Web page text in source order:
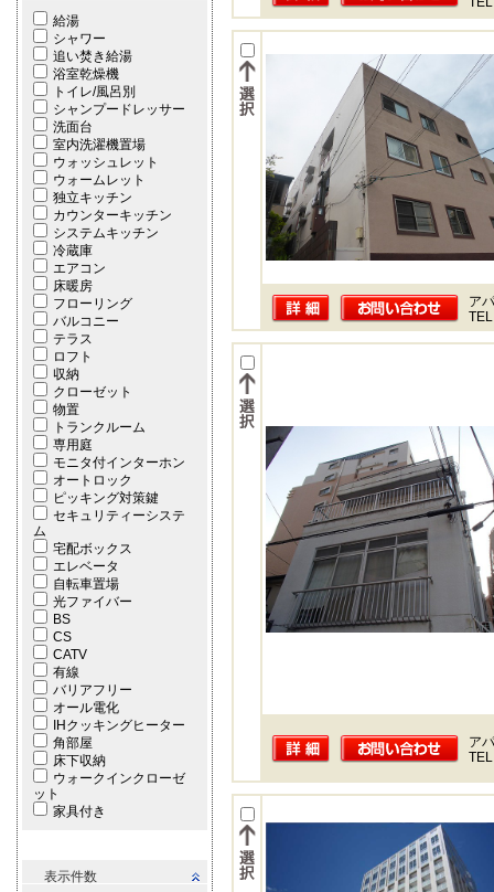
給湯
シャワー
追い焚き給湯
浴室乾燥機
トイレ/風呂別
シャンプードレッサー
洗面台
室内洗濯機置場
ウォッシュレット
ウォームレット
独立キッチン
カウンターキッチン
システムキッチン
冷蔵庫
エアコン
床暖房
フローリング
バルコニー
テラス
ロフト
収納
クローゼット
物置
トランクルーム
専用庭
モニタ付インターホン
オートロック
ピッキング対策鍵
セキュリティーシステ
ム
宅配ボックス
エレベータ
自転車置場
光ファイバー
BS
CS
CATV
有線
バリアフリー
オール電化
IHクッキングヒーター
角部屋
床下収納
ウォークインクローゼ
ット
家具付き
表示件数
ア
ア